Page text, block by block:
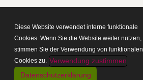
Diese Website verwendet interne funktionale
Cookies. Wenn Sie die Website weiter nutzen,
stimmen Sie der Verwendung von funktionalen
Cookies zu. Verwendung zustimmen
Datenschutzerklärung